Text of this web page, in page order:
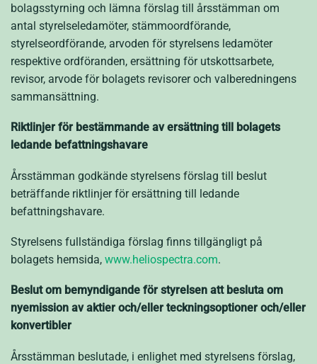
bolagsstyrning och lämna förslag till årsstämman om
antal styrelseledamöter, stämmoordförande,
styrelseordförande, arvoden för styrelsens ledamöter
respektive ordföranden, ersättning för utskottsarbete,
revisor, arvode för bolagets revisorer och valberedningens
sammansättning.
Riktlinjer för bestämmande av ersättning till bolagets
ledande befattningshavare
Årsstämman godkände styrelsens förslag till beslut
beträffande riktlinjer för ersättning till ledande
befattningshavare.
Styrelsens fullständiga förslag finns tillgängligt på
bolagets hemsida, www.heliospectra.com.
Beslut om bemyndigande för styrelsen att besluta om
nyemission av aktier och/eller teckningsoptioner och/eller
konvertibler
Årsstämman beslutade, i enlighet med styrelsens förslag,